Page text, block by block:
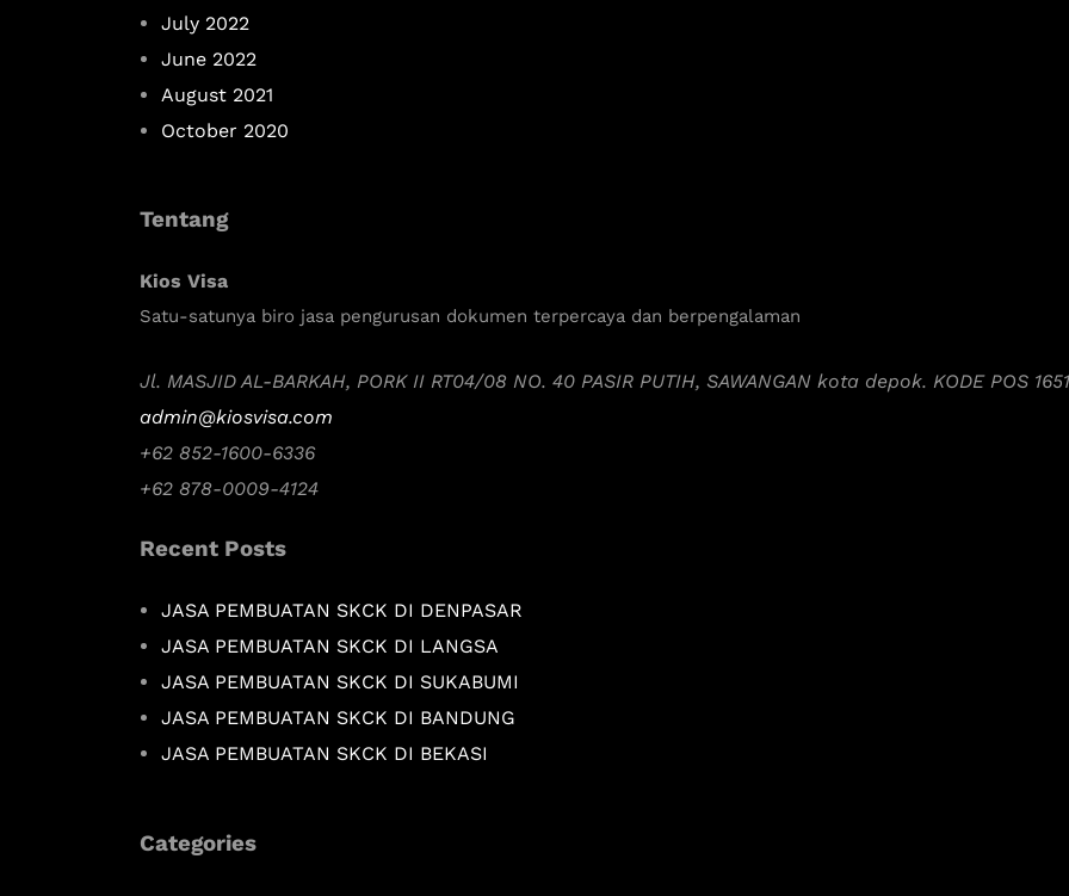
July 2022
June 2022
August 2021
October 2020
Tentang
Kios Visa
Satu-satunya biro jasa pengurusan dokumen terpercaya dan berpengalaman
Jl. MASJID AL-BARKAH, PORK II RT04/08 NO. 40 PASIR PUTIH, SAWANGAN kota depok. KODE POS
admin@kiosvisa.com
+62 852-1600-6336
+62 878-0009-4124
Recent Posts
JASA PEMBUATAN SKCK DI DENPASAR
JASA PEMBUATAN SKCK DI LANGSA
JASA PEMBUATAN SKCK DI SUKABUMI
JASA PEMBUATAN SKCK DI BANDUNG
JASA PEMBUATAN SKCK DI BEKASI
Categories